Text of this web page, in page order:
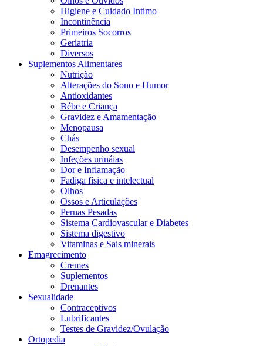
Higiene e Cuidado Intimo
Incontinência
Primeiros Socorros
Geriatria
Diversos
Suplementos Alimentares
Nutrição
Alterações do Sono e Humor
Antioxidantes
Bébe e Criança
Gravidez e Amamentação
Menopausa
Chás
Desempenho sexual
Infeções urináias
Dor e Inflamação
Fadiga física e intelectual
Olhos
Ossos e Articulações
Pernas Pesadas
Sistema Cardiovascular e Diabetes
Sistema digestivo
Vitaminas e Sais minerais
Emagrecimento
Cremes
Suplementos
Drenantes
Sexualidade
Contraceptivos
Lubrificantes
Testes de Gravidez/Ovulação
Ortopedia